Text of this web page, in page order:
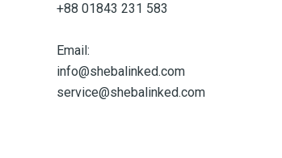
+88 01843 231 583
Email:
info@shebalinked.com
service@shebalinked.com